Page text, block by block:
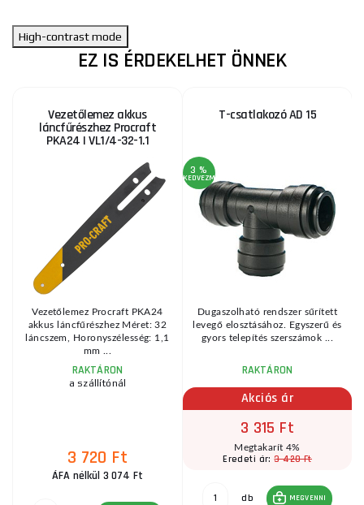
High-contrast mode
EZ IS ÉRDEKELHET ÖNNEK
Vezetőlemez akkus
láncfűrészhez Procraft
PKA24 | VL1/4-32-1.1
Vezetőlemez Procraft PKA24
akkus láncfűrészhez Méret: 32
láncszem, Horonyszélesség: 1,1
mm ...
RAKTÁRON
a szállítónál
3 720 Ft
ÁFA nélkül 3 074 Ft
T-csatlakozó AD 15
3 %
KEDVEZMÉNY
Dugaszolható rendszer sűrített
levegő elosztásához. Egyszerű és
gyors telepítés szerszámok ...
RAKTÁRON
Akciós ár
3 315 Ft
Megtakarít 4%
Eredeti ár:3 420 Ft
db MEGVENNI